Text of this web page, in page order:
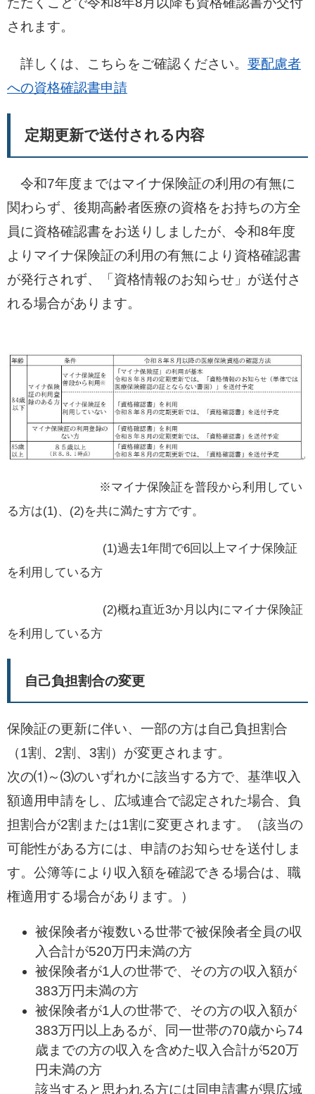
されます。
詳しくは、こちらをご確認ください。 要配慮者
への資格確認書申請
定期更新で送付される内容
令和7年度まではマイナ保険証の利用の有無に
関わらず、後期高齢者医療の資格をお持ちの方全
員に資格確認書をお送りしましたが、令和8年度
よりマイナ保険証の利用の有無により資格確認書
が発行されず、「資格情報のお知らせ」が送付さ
れる場合があります。
※マイナ保険証を普段から利用してい
る方は(1)、(2)を共に満たす方です。
(1)過去1年間で6回以上マイナ保険証
を利用している方
(2)概ね直近3か月以内にマイナ保険証
を利用している方
自己負担割合の変更
保険証の更新に伴い、一部の方は自己負担割合
（1割、2割、3割）が変更されます。
次の⑴～⑶のいずれかに該当する方で、基準収入
額適用申請をし、広域連合で認定された場合、負
担割合が2割または1割に変更されます。（該当の
可能性がある方には、申請のお知らせを送付しま
す。公簿等により収入額を確認できる場合は、職
権適用する場合があります。）
被保険者が複数いる世帯で被保険者全員の収
入合計が520万円未満の方
被保険者が1人の世帯で、その方の収入額が
383万円未満の方
被保険者が1人の世帯で、その方の収入額が
383万円以上あるが、同一世帯の70歳から74
歳までの方の収入を含めた収入合計が520万
円未満の方
該当すると思われる方には同申請書が県広域